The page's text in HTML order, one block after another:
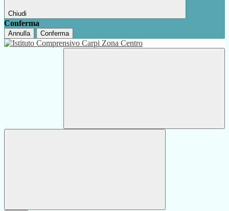
Chiudi
Conferma
Annulla Conferma